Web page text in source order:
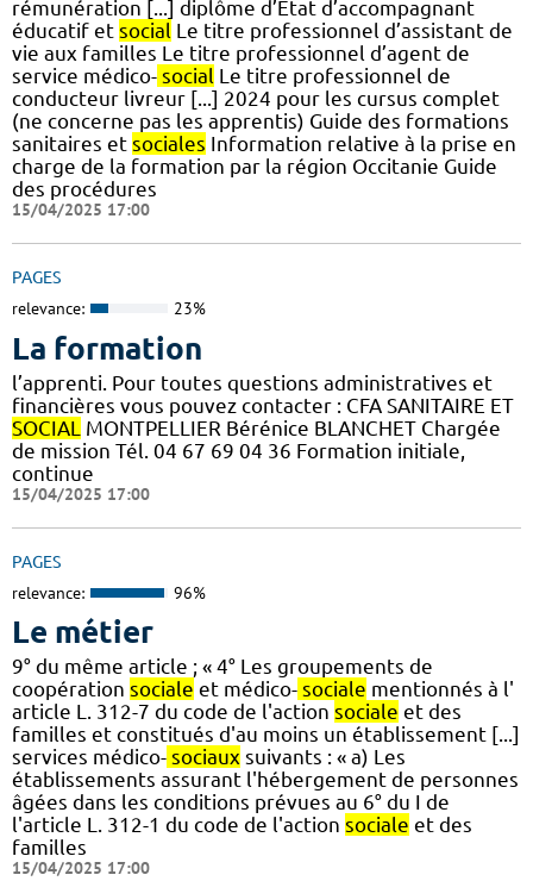
rémunération [...] diplôme d’Etat d’accompagnant
éducatif et social Le titre professionnel d’assistant de
vie aux familles Le titre professionnel d’agent de
service médico- social Le titre professionnel de
conducteur livreur [...] 2024 pour les cursus complet
(ne concerne pas les apprentis) Guide des formations
sanitaires et sociales Information relative à la prise en
charge de la formation par la région Occitanie Guide
des procédures
15/04/2025 17:00
PAGES
relevance: 23%
La formation
l’apprenti. Pour toutes questions administratives et
financières vous pouvez contacter : CFA SANITAIRE ET
SOCIAL MONTPELLIER Bérénice BLANCHET Chargée
de mission Tél. 04 67 69 04 36 Formation initiale,
continue
15/04/2025 17:00
PAGES
relevance: 96%
Le métier
9° du même article ; « 4° Les groupements de
coopération sociale et médico- sociale mentionnés à l'
article L. 312-7 du code de l'action sociale et des
familles et constitués d'au moins un établissement [...]
services médico- sociaux suivants : « a) Les
établissements assurant l'hébergement de personnes
âgées dans les conditions prévues au 6° du I de
l'article L. 312-1 du code de l'action sociale et des
familles
15/04/2025 17:00